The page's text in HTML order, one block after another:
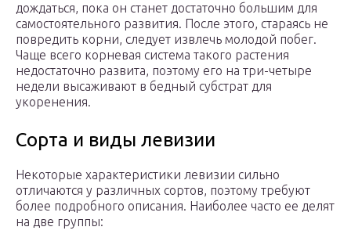
дождаться, пока он станет достаточно большим для
самостоятельного развития. После этого, стараясь не
повредить корни, следует извлечь молодой побег.
Чаще всего корневая система такого растения
недостаточно развита, поэтому его на три-четыре
недели высаживают в бедный субстрат для
укоренения.
Сорта и виды левизии
Некоторые характеристики левизии сильно
отличаются у различных сортов, поэтому требуют
более подробного описания. Наиболее часто ее делят
на две группы: